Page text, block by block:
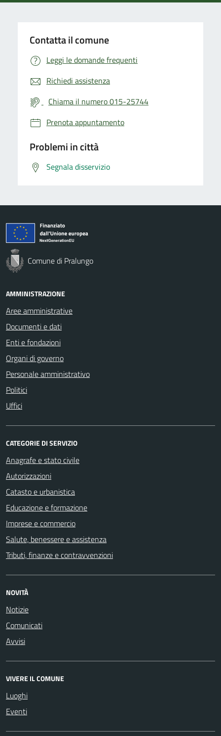
Contatta il comune
Leggi le domande frequenti
Richiedi assistenza
Chiama il numero 015-25744
Prenota appuntamento
Problemi in città
Segnala disservizio
Comune di Pralungo
AMMINISTRAZIONE
Aree amministrative
Documenti e dati
Enti e fondazioni
Organi di governo
Personale amministrativo
Politici
Uffici
CATEGORIE DI SERVIZIO
Anagrafe e stato civile
Autorizzazioni
Catasto e urbanistica
Educazione e formazione
Imprese e commercio
Salute, benessere e assistenza
Tributi, finanze e contravvenzioni
NOVITÀ
Notizie
Comunicati
Avvisi
VIVERE IL COMUNE
Luoghi
Eventi